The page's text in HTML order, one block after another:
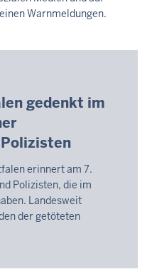
Warnmeldungen.
gedenkt im
erinnert am 7.
Polizisten, die im
Landesweit
der getöteten